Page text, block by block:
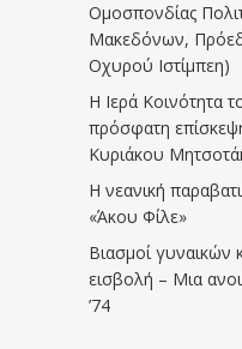
Ομοσπονδίας
Μακεδόνων,
Οχυρού Ιστίμπεη)
Η Ιερά Κοινότητα
πρόσφατη
Κυριάκου
Η νεανική
«Άκου Φίλε»
Βιασμοί γυναικών
εισβολή – Μια
’74